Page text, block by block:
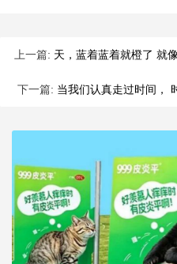
上一篇: 天，蓝着蓝着就橙了 就像那
下一篇: 当我们认真走过时间，